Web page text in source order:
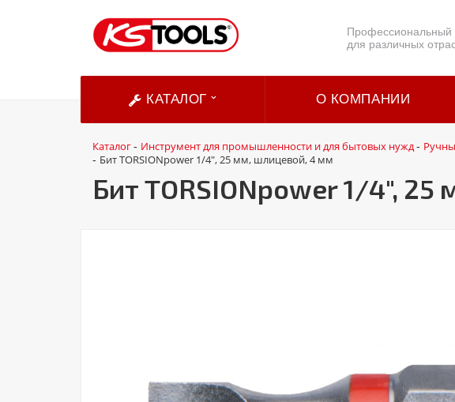
Профессиональный
для различных
КАТАЛОГ О КОМПАНИИ
Каталог- Инструмент для промышленности и для бытовых нужд-
- Бит TORSIONpower 1/4", 25 мм, шлицевой, 4 мм
Бит TORSIONpower 1/4",